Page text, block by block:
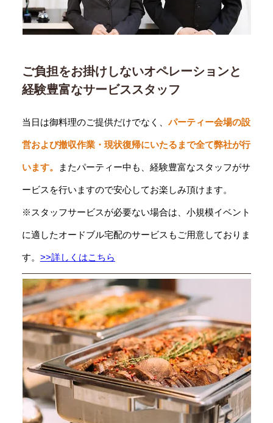
ご負担をお掛けしないオペレーションと
経験豊富なサービススタッフ
当日は御料理のご提供だけでなく、パーティー会場の設
営および撤収作業・現状復帰にいたるまで全て弊社が行
います。 またパーティー中も、経験豊富なスタッフがサ
ービスを行いますので安心してお楽しみ頂けます。
※スタッフサービスが必要ない場合は、小規模イベント
に適したオードブル宅配のサービスもご用意しておりま
す。 >>詳しくはこちら